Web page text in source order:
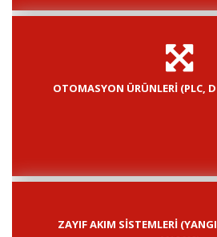
OTOMASYON ÜRÜNLERİ (PLC,
ZAYIF AKIM SİSTEMLERİ